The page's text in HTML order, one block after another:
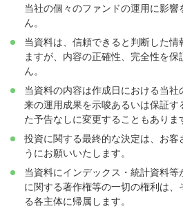
当社の個々のファンドの運用に影
ん。
当資料は、信頼できると判断した
ますが、内容の正確性、完全性を
ん。
当資料の内容は作成日における当
来の運用成果を示唆あるいは保証す
た予告なしに変更することもありま
投資に関する最終的な決定は、お客
うにお願いいたします。
当資料にインデックス・統計資料等
に関する著作権等の一切の権利は
る各主体に帰属します。